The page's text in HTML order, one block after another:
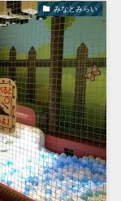
みなとみらい